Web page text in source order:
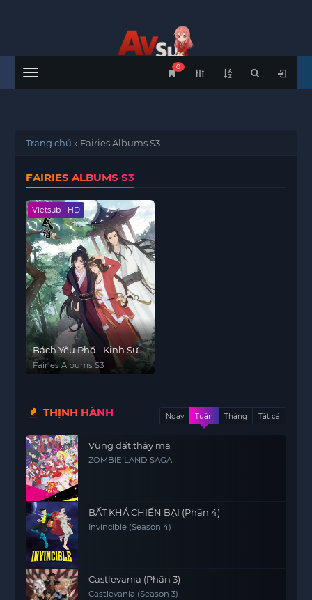
Menu
0
Trang chủ » Fairies Albums S3
FAIRIES ALBUMS S3
Vietsub - HD
Bách Yêu Phổ - Kinh Sư
Thiên
Fairies Albums S3
THỊNH HÀNH Ngày Tuần Tháng Tất cả
Vùng đất thây ma
ZOMBIE LAND SAGA
BẤT KHẢ CHIẾN BẠI (Phần 4)
Invincible (Season 4)
Castlevania (Phần 3)
Castlevania (Season 3)